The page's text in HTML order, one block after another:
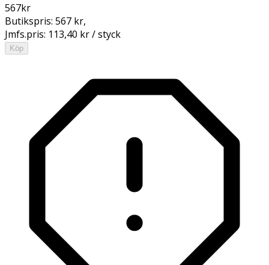
567kr
Butikspris: 567 kr,
Jmfs.pris: 113,40 kr / styck
Köp